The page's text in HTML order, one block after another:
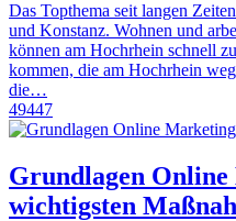
Das Topthema seit langen
und Konstanz. Wohnen und
können am Hochrhein schnell
kommen, die am Hochrhein
die…
49447
Grundlagen
wichtigsten